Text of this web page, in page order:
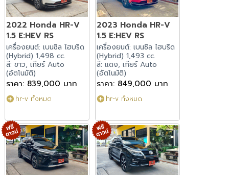
2022 Honda HR-V
1.5 E:HEV RS
เครื่องยนต์: เบนซิล ไฮบริด
(Hybrid) 1,498 cc.
สี: ขาว, เกียร์ Auto
(อัตโนมัติ)
ราคา: 839,000 บาท
hr-v ทั้งหมด
2023 Honda HR-V
1.5 E:HEV RS
เครื่องยนต์: เบนซิล ไฮบริด
(Hybrid) 1,493 cc.
สี: แดง, เกียร์ Auto
(อัตโนมัติ)
ราคา: 849,000 บาท
hr-v ทั้งหมด